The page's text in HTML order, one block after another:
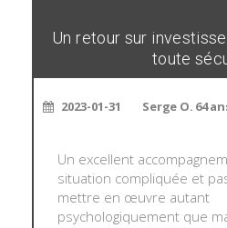
Un retour sur
toute
2023-01-31 Serge O. 64
Un excellent
situation compliquée et
mettre en œuvre autant
psychologiquement que